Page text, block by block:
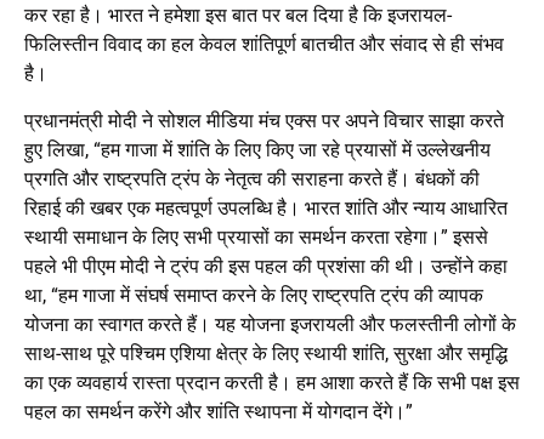
कर रहा है। भारत ने हमेशा इस बात पर बल दिया है कि इजरायल-
फिलिस्तीन विवाद का हल केवल शांतिपूर्ण बातचीत और संवाद से ही संभव
है।
प्रधानमंत्री मोदी ने सोशल मीडिया मंच एक्स पर अपने विचार साझा करते
हुए लिखा, “हम गाजा में शांति के लिए किए जा रहे प्रयासों में उल्लेखनीय
प्रगति और राष्ट्रपति ट्रंप के नेतृत्व की सराहना करते हैं। बंधकों की
रिहाई की खबर एक महत्वपूर्ण उपलब्धि है। भारत शांति और न्याय आधारित
स्थायी समाधान के लिए सभी प्रयासों का समर्थन करता रहेगा।” इससे
पहले भी पीएम मोदी ने ट्रंप की इस पहल की प्रशंसा की थी। उन्होंने कहा
था, “हम गाजा में संघर्ष समाप्त करने के लिए राष्ट्रपति ट्रंप की व्यापक
योजना का स्वागत करते हैं। यह योजना इजरायली और फलस्तीनी लोगों के
साथ-साथ पूरे पश्चिम एशिया क्षेत्र के लिए स्थायी शांति, सुरक्षा और समृद्धि
का एक व्यवहार्य रास्ता प्रदान करती है। हम आशा करते हैं कि सभी पक्ष इस
पहल का समर्थन करेंगे और शांति स्थापना में योगदान देंगे।”